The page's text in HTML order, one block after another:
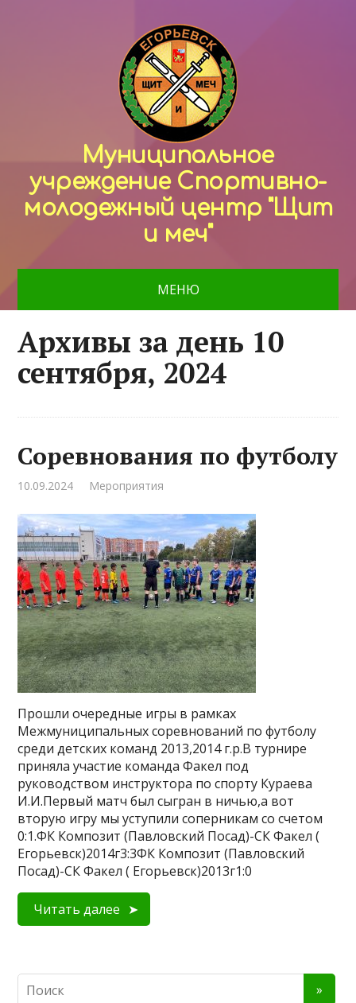
Муниципальное
учреждение Спортивно-
молодежный центр "Щит
и меч"
МЕНЮ
Архивы за день 10
сентября, 2024
Соревнования по футболу
10.09.2024 Мероприятия
Прошли очередные игры в рамках
Межмуниципальных соревнований по футболу
среди детских команд 2013,2014 г.р.В турнире
приняла участие команда Факел под
руководством инструктора по спорту Кураева
И.И.Первый матч был сыгран в ничью,а вот
вторую игру мы уступили соперникам со счетом
0:1.ФК Композит (Павловский Посад)-СК Факел (
Егорьевск)2014г3:3ФК Композит (Павловский
Посад)-СК Факел ( Егорьевск)2013г1:0
Читать далее